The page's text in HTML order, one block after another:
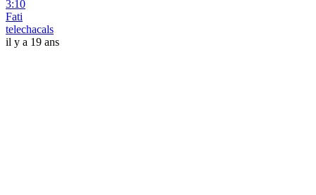
3:10
Fati
telechacals
il y a 19 ans